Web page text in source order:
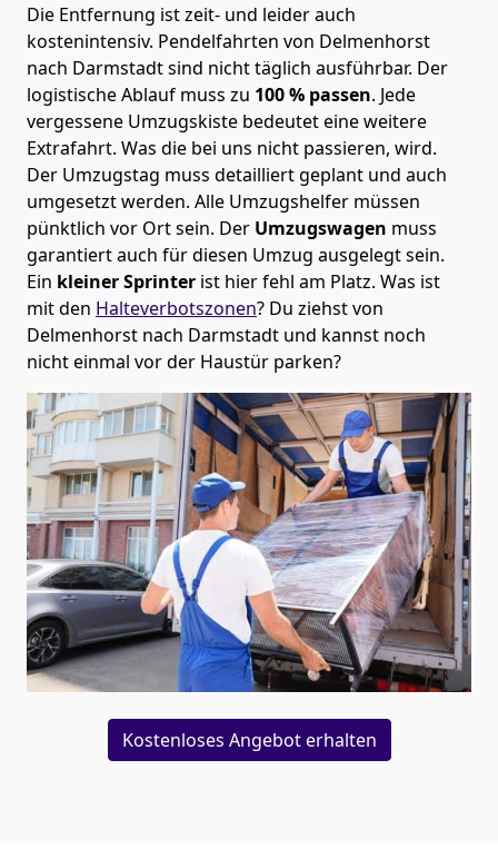
Die Entfernung ist zeit- und leider auch
kostenintensiv. Pendelfahrten von Delmenhorst
nach Darmstadt sind nicht täglich ausführbar. Der
logistische Ablauf muss zu 100 % passen. Jede
vergessene Umzugskiste bedeutet eine weitere
Extrafahrt. Was die bei uns nicht passieren, wird.
Der Umzugstag muss detailliert geplant und auch
umgesetzt werden. Alle Umzugshelfer müssen
pünktlich vor Ort sein. Der Umzugswagen muss
garantiert auch für diesen Umzug ausgelegt sein.
Ein kleiner Sprinter ist hier fehl am Platz. Was ist
mit den Halteverbotszonen? Du ziehst von
Delmenhorst nach Darmstadt und kannst noch
nicht einmal vor der Haustür parken?
Kostenloses Angebot erhalten